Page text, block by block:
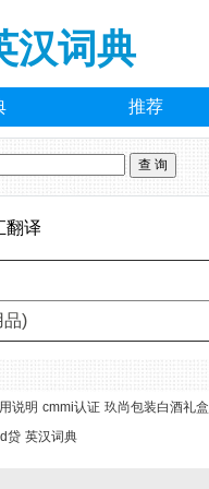
汉词典
推荐
翻译
品)
说明 cmmi认证 玖尚包装白酒礼盒
贷 英汉词典